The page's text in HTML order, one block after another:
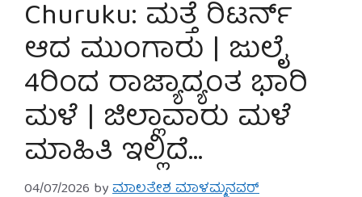
Churuku: ಮತ್ತೆ ರಿಟರ್ನ್
ಆದ ಮುಂಗಾರು | ಜುಲೈ
4ರಿಂದ ರಾಜ್ಯಾದ್ಯಂತ ಭಾರಿ
ಮಳೆ | ಜಿಲ್ಲಾವಾರು ಮಳೆ
ಮಾಹಿತಿ ಇಲ್ಲಿದೆ…
04/07/2026 byಮಾಲತೇಶ ಮಾಳಮ್ಮನವರ್